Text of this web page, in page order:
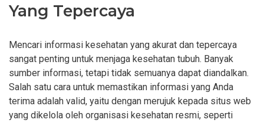
Yang Tepercaya
Mencari informasi kesehatan yang akurat dan tepercaya
sangat penting untuk menjaga kesehatan tubuh. Banyak
sumber informasi, tetapi tidak semuanya dapat diandalkan.
Salah satu cara untuk memastikan informasi yang Anda
terima adalah valid, yaitu dengan merujuk kepada situs web
yang dikelola oleh organisasi kesehatan resmi, seperti